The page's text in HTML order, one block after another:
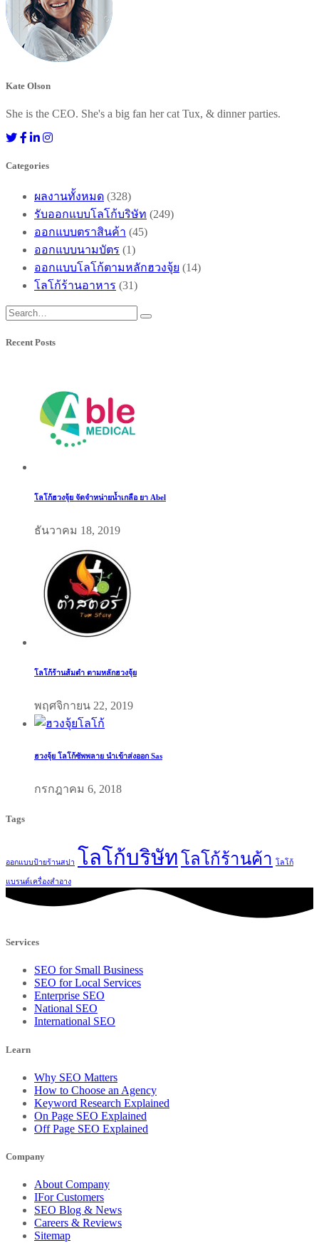
Kate Olson
She is the CEO. She's a big fan her cat Tux, & dinner parties.
Categories
ผลงานทั้งหมด (328)
รับออกแบบโลโก้บริษัท (249)
ออกแบบตราสินค้า (45)
ออกแบบนามบัตร (1)
ออกแบบโลโก้ตามหลักฮวงจุ้ย (14)
โลโก้ร้านอาหาร (31)
Recent Posts
โลโก้ฮวงจุ้ย จัดจำหน่ายน้ำเกลือ ยา Abel
ธันวาคม 18, 2019
โลโก้ร้านส้มตำ ตามหลักฮวงจุ้ย
พฤศจิกายน 22, 2019
ฮวงจุ้ย โลโก้ซัพพลาย นำเข้าส่งออก Sas
กรกฎาคม 6, 2018
Tags
ออกแบบป้ายร้านสปา โลโก้บริษัทโลโก้ร้านค้า โลโก้
แบรนด์เครื่องสำอาง
Services
SEO for Small Business
SEO for Local Services
Enterprise SEO
National SEO
International SEO
Learn
Why SEO Matters
How to Choose an Agency
Keyword Research Explained
On Page SEO Explained
Off Page SEO Explained
Company
About Company
IFor Customers
SEO Blog & News
Careers & Reviews
Sitemap